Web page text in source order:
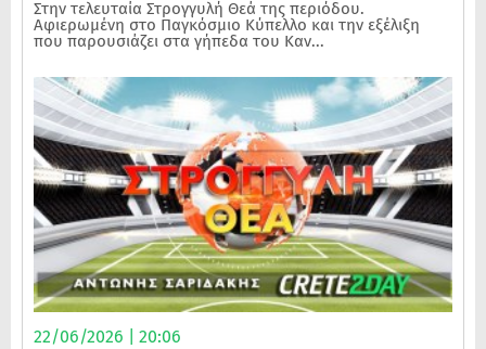
Στην τελευταία Στρογγυλή Θεά της περιόδου.
Αφιερωμένη στο Παγκόσμιο Κύπελλο και την εξέλιξη
που παρουσιάζει στα γήπεδα του Καν...
22/06/2026 | 20:06